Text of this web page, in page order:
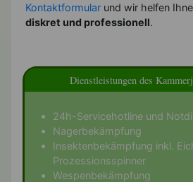
Kontaktformular und wir helfen
diskret und professionell.
Dienstleistungen des
24h-Servicehotline und
Nagerbekämpfung
Insektenbekämpfung inkl.
Prozessionsspinner
Wespenbekämpfung